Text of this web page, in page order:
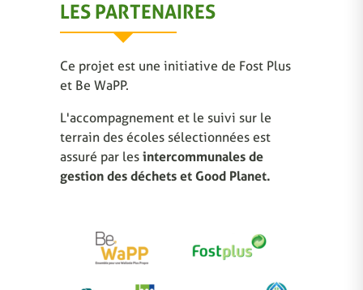
LES PARTENAIRES
Ce projet est une initiative de Fost Plus
et Be WaPP.
L'accompagnement et le suivi sur le
terrain des écoles sélectionnées est
assuré par les intercommunales de
gestion des déchets et Good Planet.